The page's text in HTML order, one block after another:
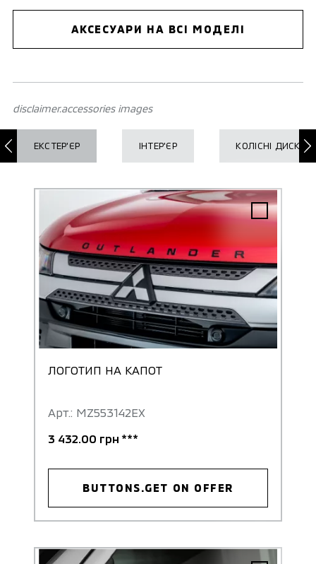
АКСЕСУАРИ НА ВСІ МОДЕЛІ
disclaimer.accessories images
ЕКСТЕР'ЄР ІНТЕР'ЄР КОЛІСНІ ДИСКИ
ЛОГОТИП НА КАПОТ
Арт.: MZ553142EX
3 432.00 грн ***
BUTTONS.GET ON OFFER